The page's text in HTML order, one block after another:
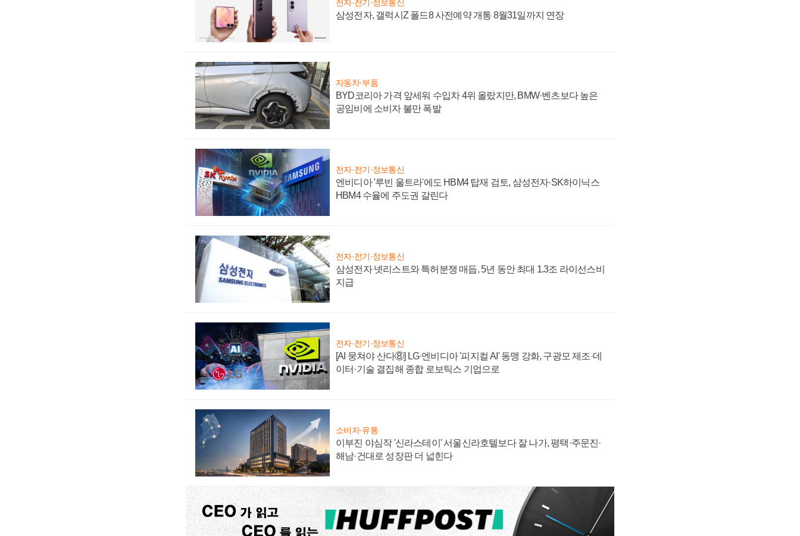
전자·전기·정보통신
삼성전자, 갤럭시Z 폴드8 사전예약 개통 8월31일까지 연장
자동차·부품
BYD코리아 가격 앞세워 수입차 4위 올랐지만, BMW·벤츠보다 높은
공임비에 소비자 불만 폭발
전자·전기·정보통신
엔비디아 '루빈 울트라'에도 HBM4 탑재 검토, 삼성전자·SK하이닉스
HBM4 수율에 주도권 갈린다
전자·전기·정보통신
삼성전자 넷리스트와 특허분쟁 매듭, 5년 동안 최대 1.3조 라이선스비
지급
전자·전기·정보통신
[AI 뭉쳐야 산다⑧] LG·엔비디아 '피지컬 AI' 동맹 강화, 구광모 제조·데
이터·기술 결집해 종합 로보틱스 기업으로
소비자·유통
이부진 야심작 '신라스테이' 서울신라호텔보다 잘 나가, 평택·주문진·
해남·건대로 성장판 더 넓힌다